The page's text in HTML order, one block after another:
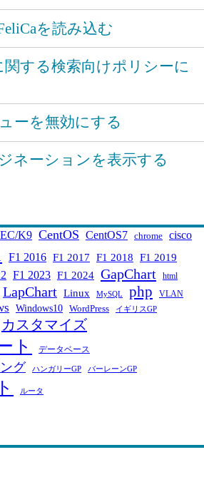
を読み込む
関する検索向けポリシーに
ーを無効にする
ネーションを表示する
K9 CentOS CentOS7 chrome cisco
F1 2016 F1 2017 F1 2018 F1 2019
F1 2023 F1 2024 GapChart html
LapChart Linux MySQL php VLAN
Windows10 WordPress イギリスGP
カスタマイズ
ト データベース
グ ハンガリーGP バーレーンGP
ルータ